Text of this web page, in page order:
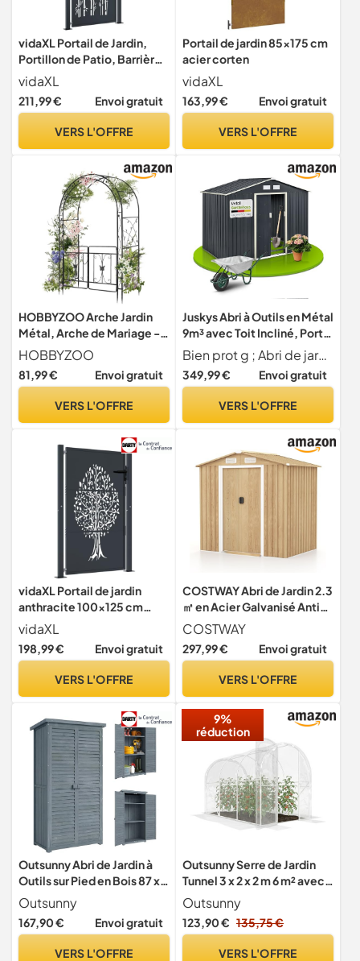
vidaXL Portail de Jardin,
Portillon de Patio, Barrière
de Sécurité, Porte
d'Extérieure Terrasse,
Anthracite 100x200 cm
Bambou
vidaXL
211,99 € Envoi gratuit
VERS L'OFFRE
Portail de jardin 85x175 cm
acier corten
vidaXL
163,99 € Envoi gratuit
VERS L'OFFRE
HOBBYZOO Arche Jardin
Métal, Arche de Mariage -
135x58x212 cm - avec
revêtement en Poudre,
pour Plantes Grimpantes de
HOBBYZOO
81,99 € Envoi gratuit
VERS L'OFFRE
Juskys Abri à Outils en Métal
9m³ avec Toit Incliné, Porte
Coulissante et Fondation -
277×191×192cm - Abri de
Jardin (Gris)(XL)
Bien prot g ; Abri de jardin XL robuste avec toit en pente anthracite en t le d'acier galvanis e chaud ; r siste aux intemp ries, aux rayons UV et la salet ; durable, stable, r sistant et tanche
349,99 € Envoi gratuit
VERS L'OFFRE
vidaXL Portail de jardin
anthracite 100x125 cm
acier conception d'arbre
vidaXL
198,99 € Envoi gratuit
VERS L'OFFRE
COSTWAY Abri de Jardin 2.3
㎡ en Acier Galvanisé Anti-
UV, 196 x 142 x 186 cm,
Cabane de Jardin Exterieur
3.7m³ avec Porte
Trous d’Aération, 2 Gants
COSTWAY
297,99 € Envoi gratuit
VERS L'OFFRE
Outsunny Abri de Jardin à
Outils sur Pied en Bois 87 x
47 x 160 cm Gris
Outsunny
167,90 € Envoi gratuit
VERS L'OFFRE
9%
réduction
Outsunny Serre de Jardin
Tunnel 3 x 2 x 2 m 6 m² avec
Porte à Charnières
Outsunny
123,90 € 135,75 €
VERS L'OFFRE